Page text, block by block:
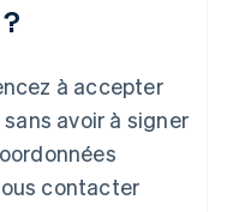
à accepter
avoir à signer
contacter